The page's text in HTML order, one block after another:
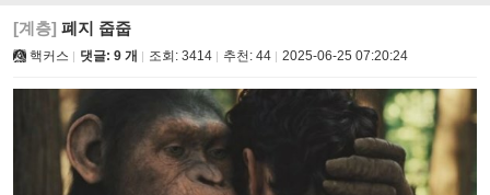
[계층] 폐지 줍줍
핵커스 댓글: 9 개 조회: 3414 추천: 44 2025-06-25 07:20:24